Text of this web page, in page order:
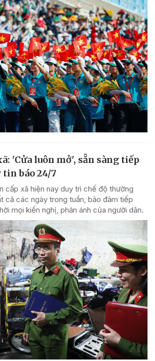
'Cửa luôn mở', sẵn sàng tiếp
báo 24/7
cấp xã hiện nay duy trì chế độ thường
cả các ngày trong tuần, bảo đảm tiếp
mọi kiến nghị, phản ánh của người dân.